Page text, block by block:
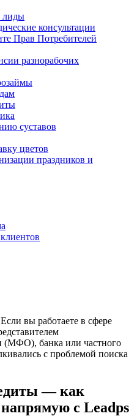
лиды
консультации
Прав Потребителей
разнорабочих
суставов
цветов
праздников и
вы работаете в сфере
(МФО), банка или частного
с проблемой поиска
— как
с Leadps